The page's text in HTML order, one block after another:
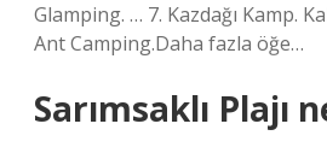
Glamping. … 7. Kazdağı Kamp.
Ant Camping.Daha fazla öğe…
Sarımsaklı Plajı